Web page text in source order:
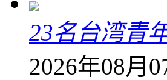
23名台湾青
2026年08月